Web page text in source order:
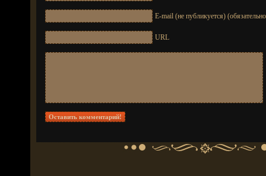
E-mail (не публикуется)
URL